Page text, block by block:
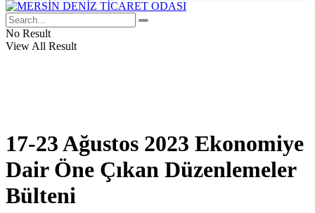
No Result
View All Result
17-23 Ağustos 2023 Ekonomiye
Dair Öne Çıkan Düzenlemeler
Bülteni